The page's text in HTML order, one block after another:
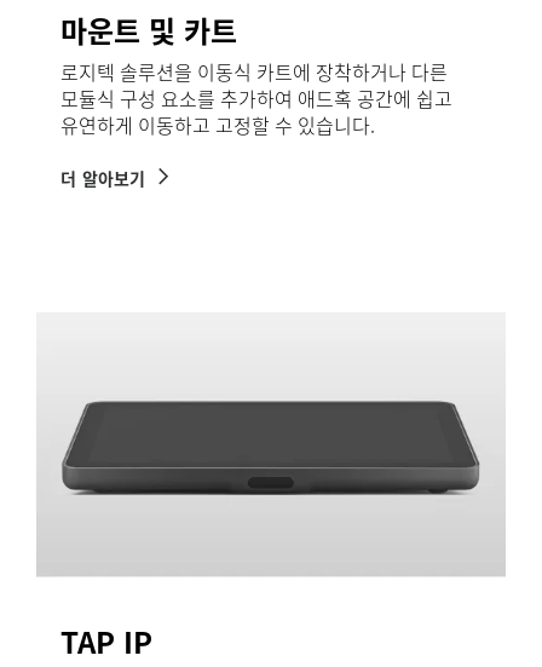
마운트 및 카트
로지텍 솔루션을 이동식 카트에 장착하거나 다른
모듈식 구성 요소를 추가하여 애드혹 공간에 쉽고
유연하게 이동하고 고정할 수 있습니다.
더 알아보기
TAP IP